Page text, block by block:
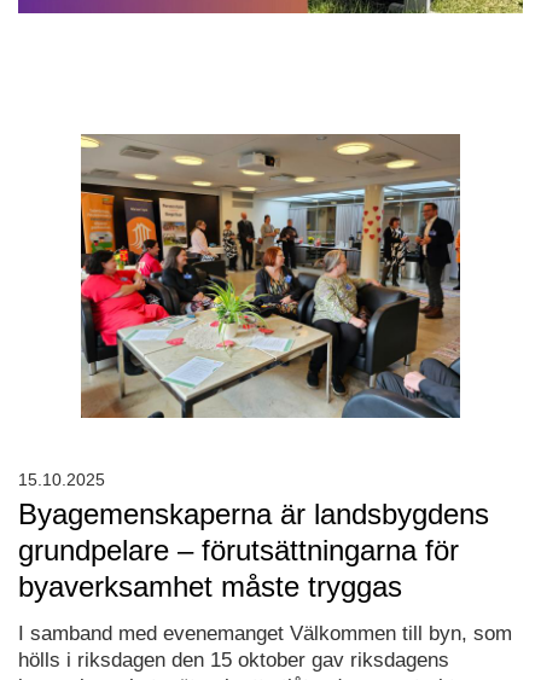
Byagemenskaperna är landsbygdens
grundpelare – förutsättningarna för
byaverksamhet måste tryggas
I samband med evenemanget Välkommen till byn, som
hölls i riksdagen den 15 oktober gav riksdagens
15.10.2025